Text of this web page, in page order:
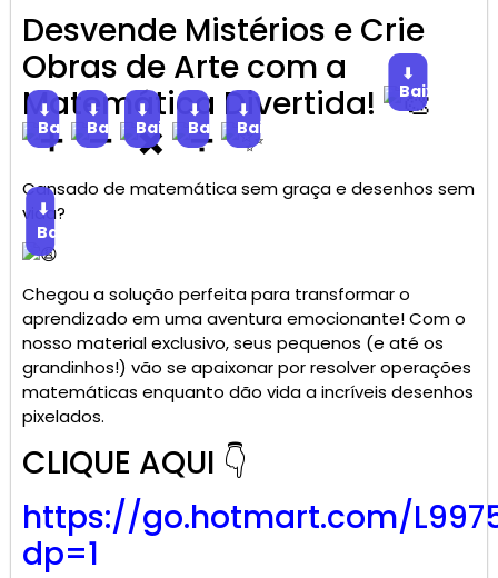
Desvende Mistérios e Crie
Obras de Arte com a
Matemática Divertida!
⬇
Baixar
⬇
Baixar
⬇
Baixar
⬇
Baixar
⬇
Baixar
⬇
Baixar
Cansado de matemática sem graça e desenhos sem
vida?
⬇
Baixar
Chegou a solução perfeita para transformar o
aprendizado em uma aventura emocionante! Com o
nosso material exclusivo, seus pequenos (e até os
grandinhos!) vão se apaixonar por resolver operações
matemáticas enquanto dão vida a incríveis desenhos
pixelados.
CLIQUE AQUI 👇
https://go.hotmart.com/
dp=1